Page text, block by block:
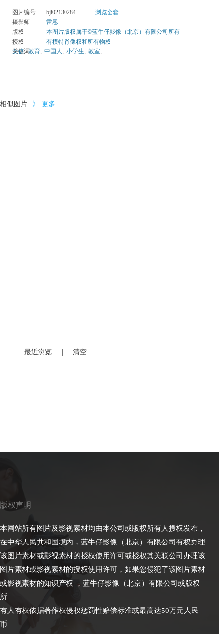
图片编号 bji02130284
浏览全套
摄影师
雷恩
版权
本图片版权属于©蓝牛仔影像（北京）有限公司所有
授权
有模特肖像权和所有物权
关键词
女孩,教育, 中国人, 小学生, 教室, ......
相似图片 》 更多
最近浏览 清空
版权声明
本网站所有图片及影视素材均由本公司或版权所有人授权发布，
在中华人民共和国境内，蓝牛仔影像（北京）有限公司有权办理
该图片素材或影视素材的授权使用许可或授权其关联公司办理该
图片素材或影视素材的授权使用许可，如果您侵犯了该图片素材
或影视素材的知识产权 ，蓝牛仔影像（北京）有限公司或版权
所
有人有权依据著作权侵权惩罚性赔偿标准或最高达50万元人民
币